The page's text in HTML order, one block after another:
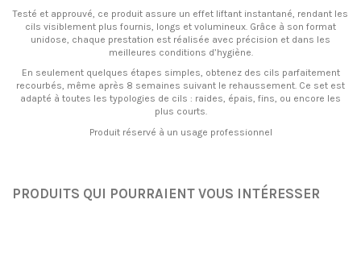
Testé et approuvé, ce produit assure un effet liftant instantané, rendant les
cils visiblement plus fournis, longs et volumineux. Grâce à son format
unidose, chaque prestation est réalisée avec précision et dans les
meilleures conditions d’hygiène.
En seulement quelques étapes simples, obtenez des cils parfaitement
recourbés, même après 8 semaines suivant le rehaussement. Ce set est
adapté à toutes les typologies de cils : raides, épais, fins, ou encore les
plus courts.
Produit réservé à un usage professionnel
PRODUITS QUI POURRAIENT VOUS INTÉRESSER